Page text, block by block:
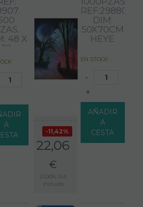
48 X
32
A
11,42%
22,06
€
21.00% IVA
incluido
REF:29880
DIM:
50X70CM
HEYE
EN STOCK
-
+
AÑADIR
A
CESTA